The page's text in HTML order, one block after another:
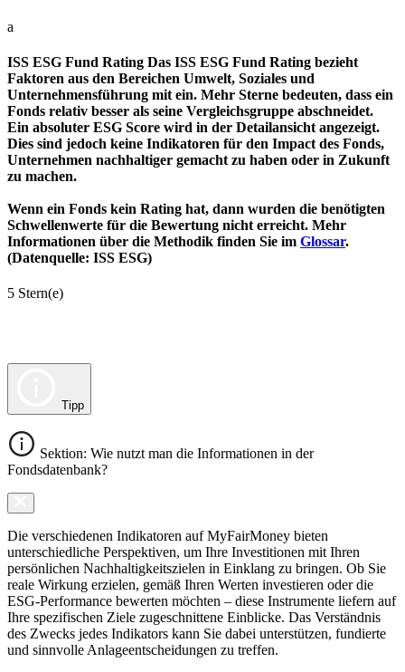
a
ISS ESG Fund Rating Das ISS ESG Fund Rating bezieht
Faktoren aus den Bereichen Umwelt, Soziales und
Unternehmensführung mit ein. Mehr Sterne bedeuten, dass ein
Fonds relativ besser als seine Vergleichsgruppe abschneidet.
Ein absoluter ESG Score wird in der Detailansicht angezeigt.
Dies sind jedoch keine Indikatoren für den Impact des Fonds,
Unternehmen nachhaltiger gemacht zu haben oder in Zukunft
zu machen.
Wenn ein Fonds kein Rating hat, dann wurden die benötigten
Schwellenwerte für die Bewertung nicht erreicht. Mehr
Informationen über die Methodik finden Sie im Glossar.
(Datenquelle: ISS ESG)
5 Stern(e)
Tipp
Sektion: Wie nutzt man die Informationen in der
Fondsdatenbank?
Die verschiedenen Indikatoren auf MyFairMoney bieten
unterschiedliche Perspektiven, um Ihre Investitionen mit Ihren
persönlichen Nachhaltigkeitszielen in Einklang zu bringen. Ob Sie
reale Wirkung erzielen, gemäß Ihren Werten investieren oder die
ESG-Performance bewerten möchten – diese Instrumente liefern auf
Ihre spezifischen Ziele zugeschnittene Einblicke. Das Verständnis
des Zwecks jedes Indikators kann Sie dabei unterstützen, fundierte
und sinnvolle Anlageentscheidungen zu treffen.